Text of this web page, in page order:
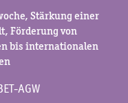
Stärkung einer
Förderung von
bis internationalen
AGW